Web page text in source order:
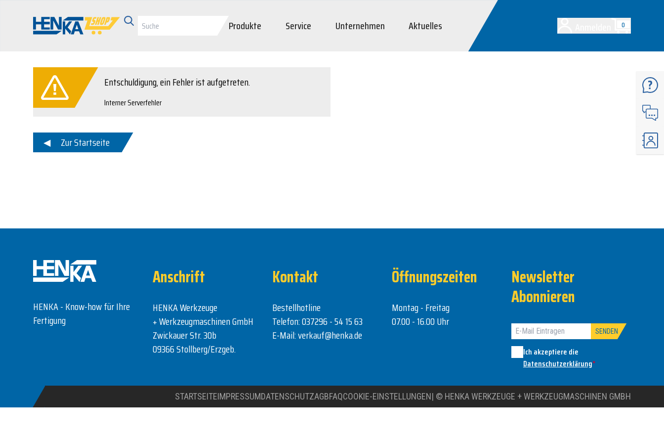
Produkte Service Unternehmen Aktuelles 0
Entschuldigung, ein Fehler ist aufgetreten.
Interner Serverfehler
Zur Startseite
HENKA - Know-how für Ihre
Fertigung
Anschrift
HENKA Werkzeuge
+ Werkzeugmaschinen GmbH
Zwickauer Str. 30b
09366 Stollberg/Erzgeb.
Kontakt
Bestellhotline
Telefon:037296 - 54 15 63
E-Mail:verkauf@henka.de
Öffnungszeiten
Montag - Freitag
07.00 - 16.00 Uhr
Newsletter
Abonnieren
SENDEN
Ich akzeptiere die
Datenschutzerklärung*
STARTSEITEIMPRESSUMDATENSCHUTZAGBFAQCOOKIE-EINSTELLUNGEN| © HENKA WERKZEUGE + WERKZEUGMASCHINEN GMBH